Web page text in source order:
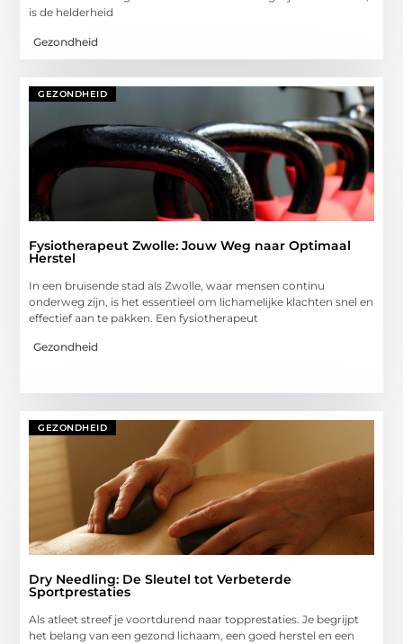
is de helderheid
Gezondheid
GEZONDHEID
Fysiotherapeut Zwolle: Jouw Weg naar Optimaal
Herstel
In een bruisende stad als Zwolle, waar mensen continu
onderweg zijn, is het essentieel om lichamelijke klachten snel en
effectief aan te pakken. Een fysiotherapeut
Gezondheid
GEZONDHEID
Dry Needling: De Sleutel tot Verbeterde
Sportprestaties
Als atleet streef je voortdurend naar topprestaties. Je begrijpt
het belang van een gezond lichaam, een goed herstel en een